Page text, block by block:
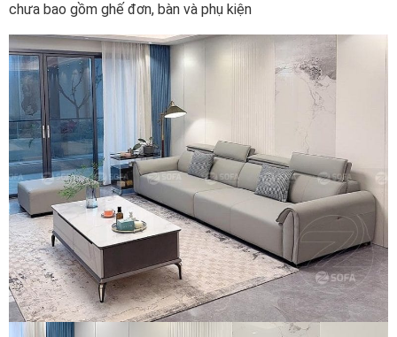
chưa bao gồm ghế đơn, bàn và phụ kiện